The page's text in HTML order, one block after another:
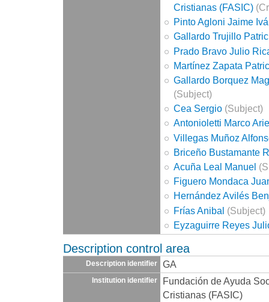
Cristianas (FASIC)
Pinto Agloni Jaime
Gallardo Trujillo
Prado Bravo Julio
Martínez Zapata
Gallardo Borquez
(Subject)
Cea Sergio (Subject)
Antonioletti Marco
Villegas Muñoz
Briceño Bustamante
Acuña Leal Manuel
Figuero Mondaca
Hernández Avilés
Frías Anibal (Subject)
Eyzaguirre Reyes
Description control area
Description identifier GA
Institution identifier
Fundación de Ayuda
Cristianas (FASIC)